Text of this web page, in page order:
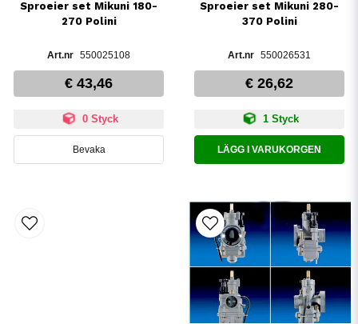
Sproeier set Mikuni 180-
270 Polini
550025108
€ 43,46
0 Styck
Bevaka
Sproeier set Mikuni 280-
370 Polini
550026531
€ 26,62
1 Styck
LÄGG I VARUKORGEN